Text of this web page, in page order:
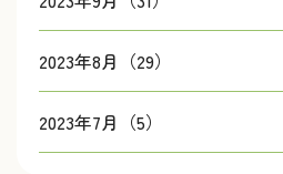
2023年8月（29）
2023年7月（5）